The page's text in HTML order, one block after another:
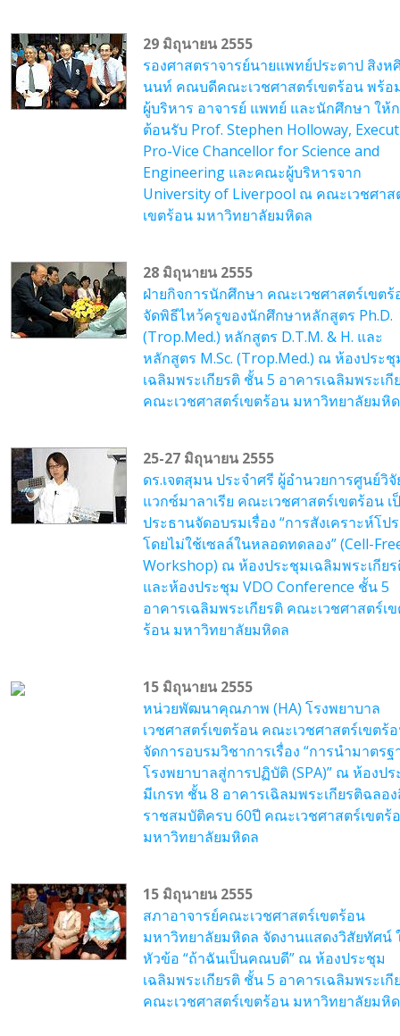
29 มิถุนายน 2555
รองศาสตราจารย์นายแพทย์ประตาป สิงห
นนท์ คณบดีคณะเวชศาสตร์เขตร้อน พร้อ
ผู้บริหาร อาจารย์ แพทย์ และนักศึกษา ให้
ต้อนรับ Prof. Stephen Holloway,
Pro-Vice Chancellor for Science and
Engineering และคณะผู้บริหารจาก
University of Liverpool ณ คณะเวชศาส
เขตร้อน มหาวิทยาลัยมหิดล
28 มิถุนายน 2555
ฝ่ายกิจการนักศึกษา คณะเวชศาสตร์เขตร้
จัดพิธีไหว้ครูของนักศึกษาหลักสูตร Ph.D.
(Trop.Med.) หลักสูตร D.T.M. & H. และ
หลักสูตร M.Sc. (Trop.Med.) ณ ห้องประ
เฉลิมพระเกียรติ ชั้น 5 อาคารเฉลิมพระเกี
คณะเวชศาสตร์เขตร้อน มหาวิทยาลัยมหิ
25-27 มิถุนายน 2555
ดร.เจตสุมน ประจำศรี ผู้อำนวยการศูนย์วิจั
แวกซ์มาลาเรีย คณะเวชศาสตร์เขตร้อน เ
ประธานจัดอบรมเรื่อง “การสังเคราะห์โป
โดยไม่ใช้เซลล์ในหลอดทดลอง” (Cell-
Workshop) ณ ห้องประชุมเฉลิมพระเกีย
และห้องประชุม VDO Conference ชั้น 5
อาคารเฉลิมพระเกียรติ คณะเวชศาสตร์เ
ร้อน มหาวิทยาลัยมหิดล
15 มิถุนายน 2555
หน่วยพัฒนาคุณภาพ (HA) โรงพยาบาล
เวชศาสตร์เขตร้อน คณะเวชศาสตร์เขตร้
จัดการอบรมวิชาการเรื่อง “การนำมาตรฐ
โรงพยาบาลสู่การปฏิบัติ (SPA)” ณ ห้องป
มีเกรท ชั้น 8 อาคารเฉิลมพระเกียรติฉลอ
ราชสมบัติครบ 60ปี คณะเวชศาสตร์เขตร้
มหาวิทยาลัยมหิดล
15 มิถุนายน 2555
สภาอาจารย์คณะเวชศาสตร์เขตร้อน
มหาวิทยาลัยมหิดล จัดงานแสดงวิสัยทัศน์
หัวข้อ “ถ้าฉันเป็นคณบดี” ณ ห้องประชุม
เฉลิมพระเกียรติ ชั้น 5 อาคารเฉลิมพระเกี
คณะเวชศาสตร์เขตร้อน มหาวิทยาลัยมหิ